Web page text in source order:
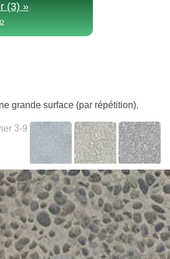
(3) »
grande surface (par répétition).